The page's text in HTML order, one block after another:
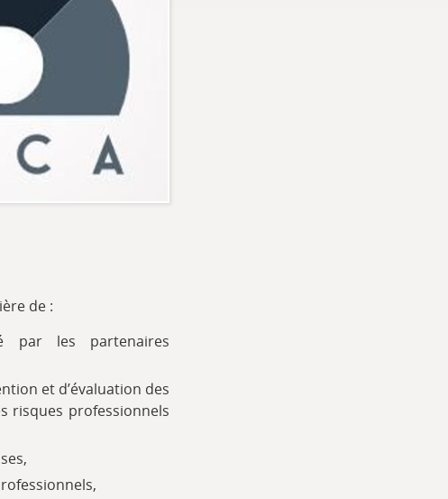
de :
par les partenaires
et d’évaluation des
risques professionnels